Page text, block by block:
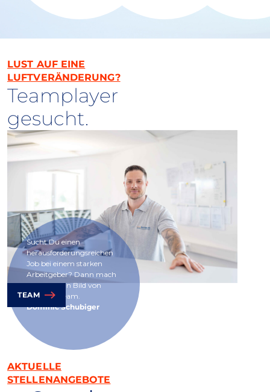
Sucht Du einen
herausforderungsreichen
Job bei einem starken
Arbeitgeber? Dann mach
Dir selber ein Bild von
unserem Team.
Dominic Schubiger
TEAM
LUST AUF EINE
LUFTVERÄNDERUNG?
Teamplayer
gesucht.
AKTUELLE
STELLENANGEBOTE